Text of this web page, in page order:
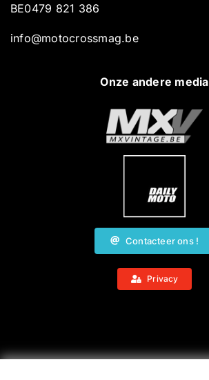
BE0479 821 386
info@motocrossmag.be
Onze andere media
Contacteer ons !
Privacy